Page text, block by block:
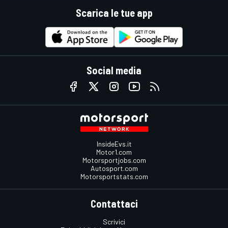
Scarica le tue app
Social media
InsideEvs.it
Motor1.com
Motorsportjobs.com
Autosport.com
Motorsportstats.com
Contattaci
Scrivici